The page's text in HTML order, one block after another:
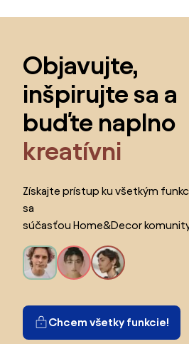
Objavujte,
inšpirujte sa a
buďte naplno
kreatívni
Získajte prístup ku všetkým
sa
súčasťou Home&Decor
Chcem všetky funkcie!